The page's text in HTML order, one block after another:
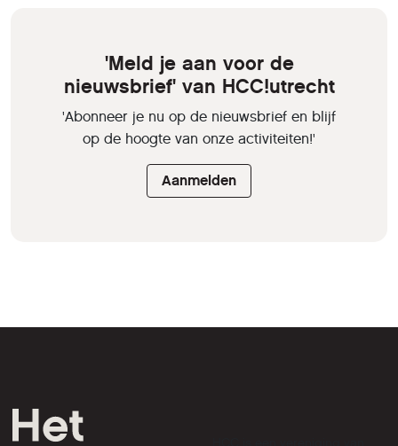
'Meld je aan voor de
nieuwsbrief' van HCC!utrecht
'Abonneer je nu op de nieuwsbrief en blijf
op de hoogte van onze activiteiten!'
Aanmelden